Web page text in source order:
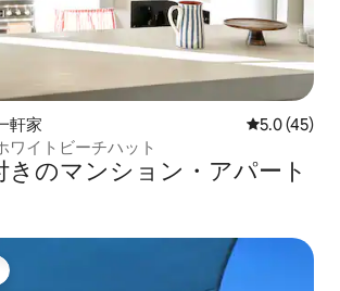
軒家 レビュー45
5.0 (45)
ワイトビーチハット
きのマンション・アパート